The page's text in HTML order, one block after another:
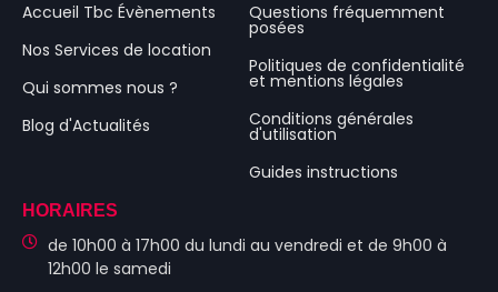
Accueil Tbc Évènements
Nos Services de location
Qui sommes nous ?
Blog d'Actualités
Questions fréquemment
posées
Politiques de confidentialité
et mentions légales
Conditions générales
d'utilisation
Guides instructions
HORAIRES
de 10h00 à 17h00 du lundi au vendredi et de 9h00 à
12h00 le samedi